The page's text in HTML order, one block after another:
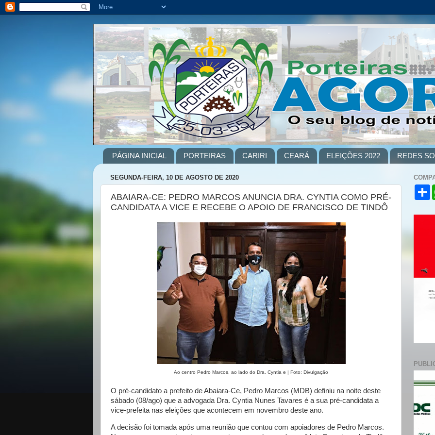
PÁGINA INICIAL PORTEIRAS CARIRI CEARÁ ELEIÇÕES 2022 REDES
SEGUNDA-FEIRA, 10 DE AGOSTO DE 2020
ABAIARA-CE: PEDRO MARCOS ANUNCIA DRA. CYNTIA COMO PRÉ-
CANDIDATA A VICE E RECEBE O APOIO DE FRANCISCO DE TINDÔ
Ao centro Pedro Marcos, ao lado do Dra. Cyntia e | Foto: Divulgação
O pré-candidato a prefeito de Abaiara-Ce, Pedro Marcos (MDB) definiu na noite deste
sábado (08/ago) que a advogada Dra. Cyntia Nunes Tavares é a sua pré-candidata a
vice-prefeita nas eleições que acontecem em novembro deste ano.
A decisão foi tomada após uma reunião que contou com apoiadores de Pedro Marcos.
S